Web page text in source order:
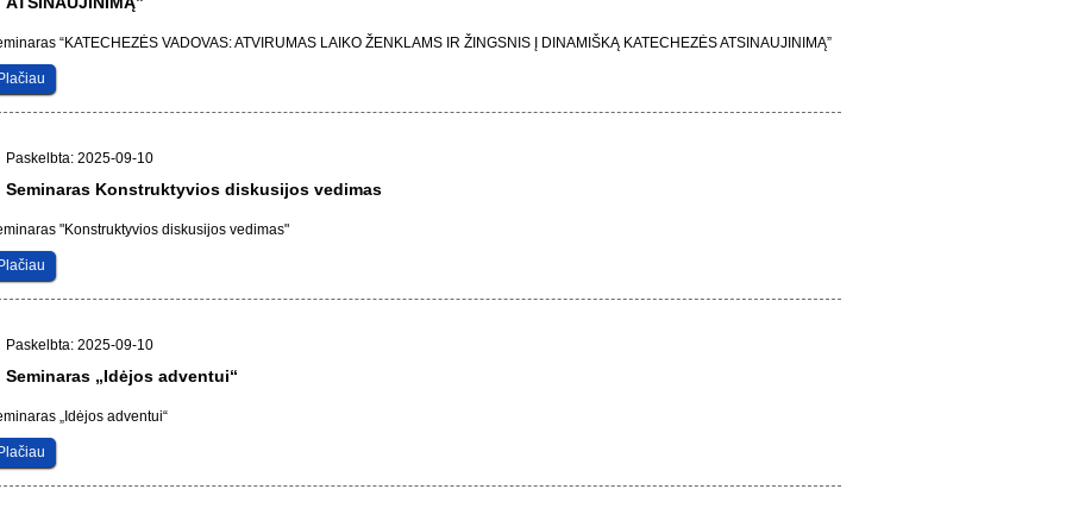
“KATECHEZĖS VADOVAS: ATVIRUMAS LAIKO ŽENKLAMS IR ŽINGSNIS Į DINAMIŠKĄ KATECHEZĖS ATSINAUJINIMĄ”
Plačiau
Paskelbta: 2025-09-10
Seminaras Konstruktyvios diskusijos vedimas
"Konstruktyvios diskusijos vedimas"
Plačiau
Paskelbta: 2025-09-10
Seminaras „Idėjos adventui“
„Idėjos adventui“
Plačiau